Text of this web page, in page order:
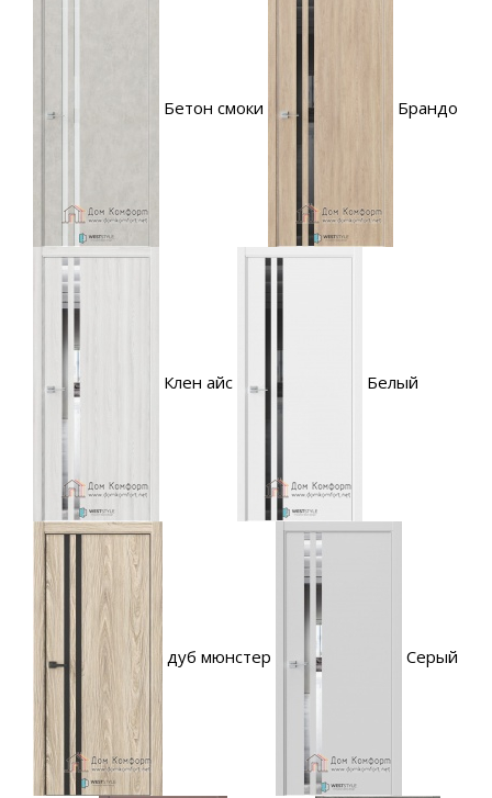
Бетон смоки Брандо
Клен айс Белый
дуб мюнстер Серый